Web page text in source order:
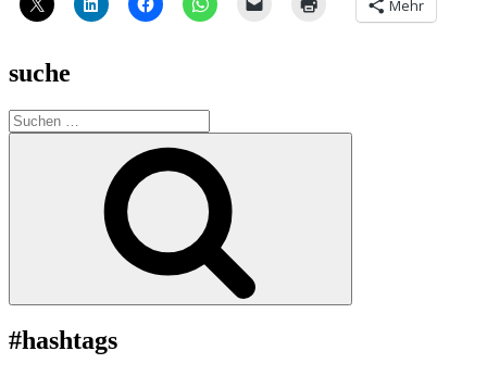
Mehr
suche
Suche
nach:
#hashtags